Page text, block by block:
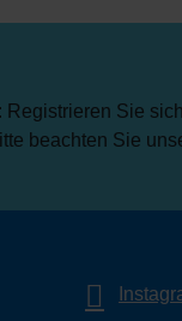
Sie
beachten Sie